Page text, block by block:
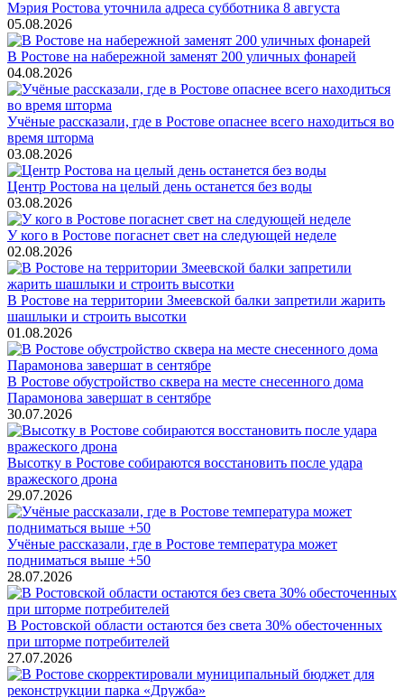
Мэрия Ростова уточнила адреса субботника 8 августа
05.08.2026
В Ростове на набережной заменят 200 уличных фонарей
04.08.2026
Учёные рассказали, где в Ростове опаснее всего находиться во
время шторма
03.08.2026
Центр Ростова на целый день останется без воды
03.08.2026
У кого в Ростове погаснет свет на следующей неделе
02.08.2026
В Ростове на территории Змеевской балки запретили жарить
шашлыки и строить высотки
01.08.2026
В Ростове обустройство сквера на месте снесенного дома
Парамонова завершат в сентябре
30.07.2026
Высотку в Ростове собираются восстановить после удара
вражеского дрона
29.07.2026
Учёные рассказали, где в Ростове температура может
подниматься выше +50
28.07.2026
В Ростовской области остаются без света 30% обесточенных
при шторме потребителей
27.07.2026